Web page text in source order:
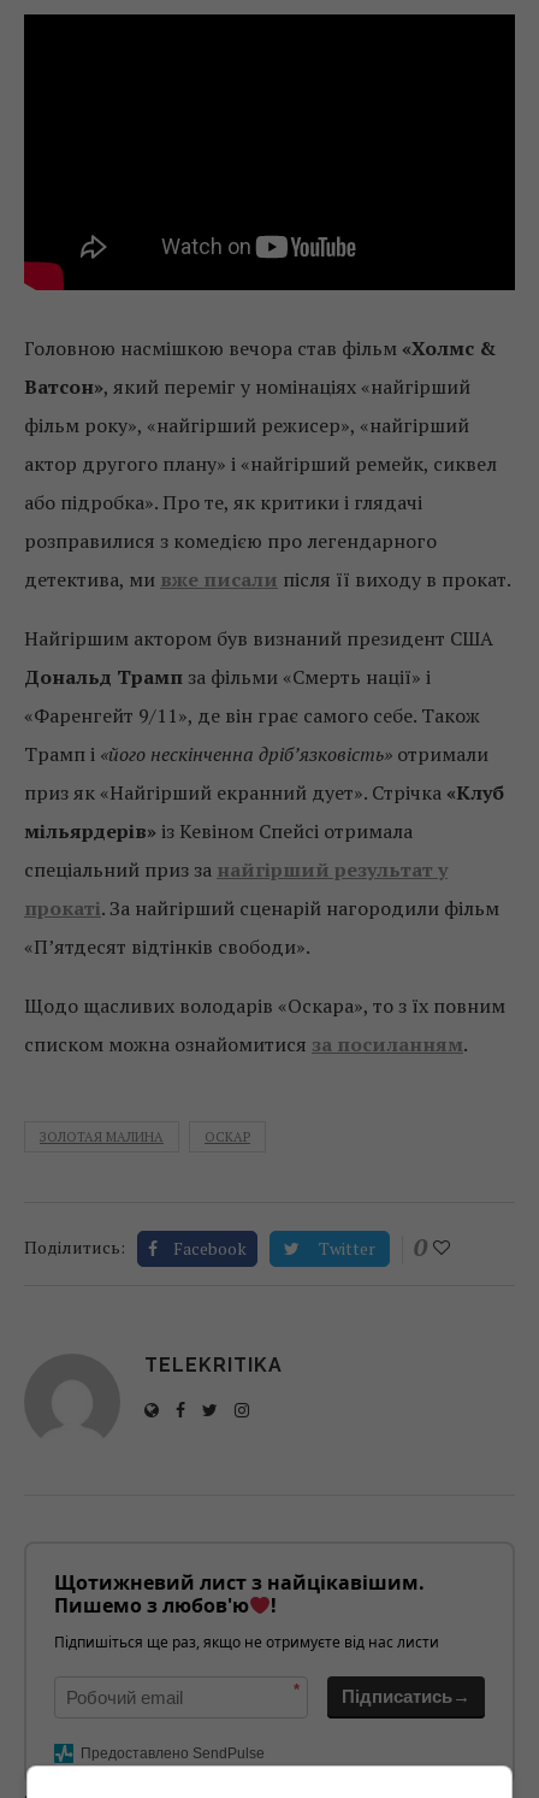
Головною насмішкою вечора став фільм «Холмс &
Ватсон», який переміг у номінаціях «найгірший
фільм року», «найгірший режисер», «найгірший
актор другого плану» і «найгірший ремейк, сиквел
або підробка». Про те, як критики і глядачі
розправилися з комедією про легендарного
детектива, ми вже писали після її виходу в прокат.
Найгіршим актором був визнаний президент США
Дональд Трамп за фільми «Смерть нації» і
«Фаренгейт 9/11», де він грає самого себе. Також
Трамп і «його нескінченна дріб’язковість» отримали
приз як «Найгірший екранний дует». Стрічка «Клуб
мільярдерів»із Кевіном Спейсі отримала
спеціальний приз за найгірший результат у
прокаті. За найгірший сценарій нагородили фільм
«П’ятдесят відтінків свободи».
Щодо щасливих володарів «Оскара», то з їх повним
списком можна ознайомитися за посиланням.
ЗОЛОТАЯ МАЛИНА ОСКАР
Поділитись: Facebook Twitter 0
TELEKRITIKA
Щотижневий лист з найцікавішим.
Пишемо з любов'ю
!
Підпишіться ще раз, якщо не отримуєте від нас листи
* Підписатись→
Предоставлено SendPulse